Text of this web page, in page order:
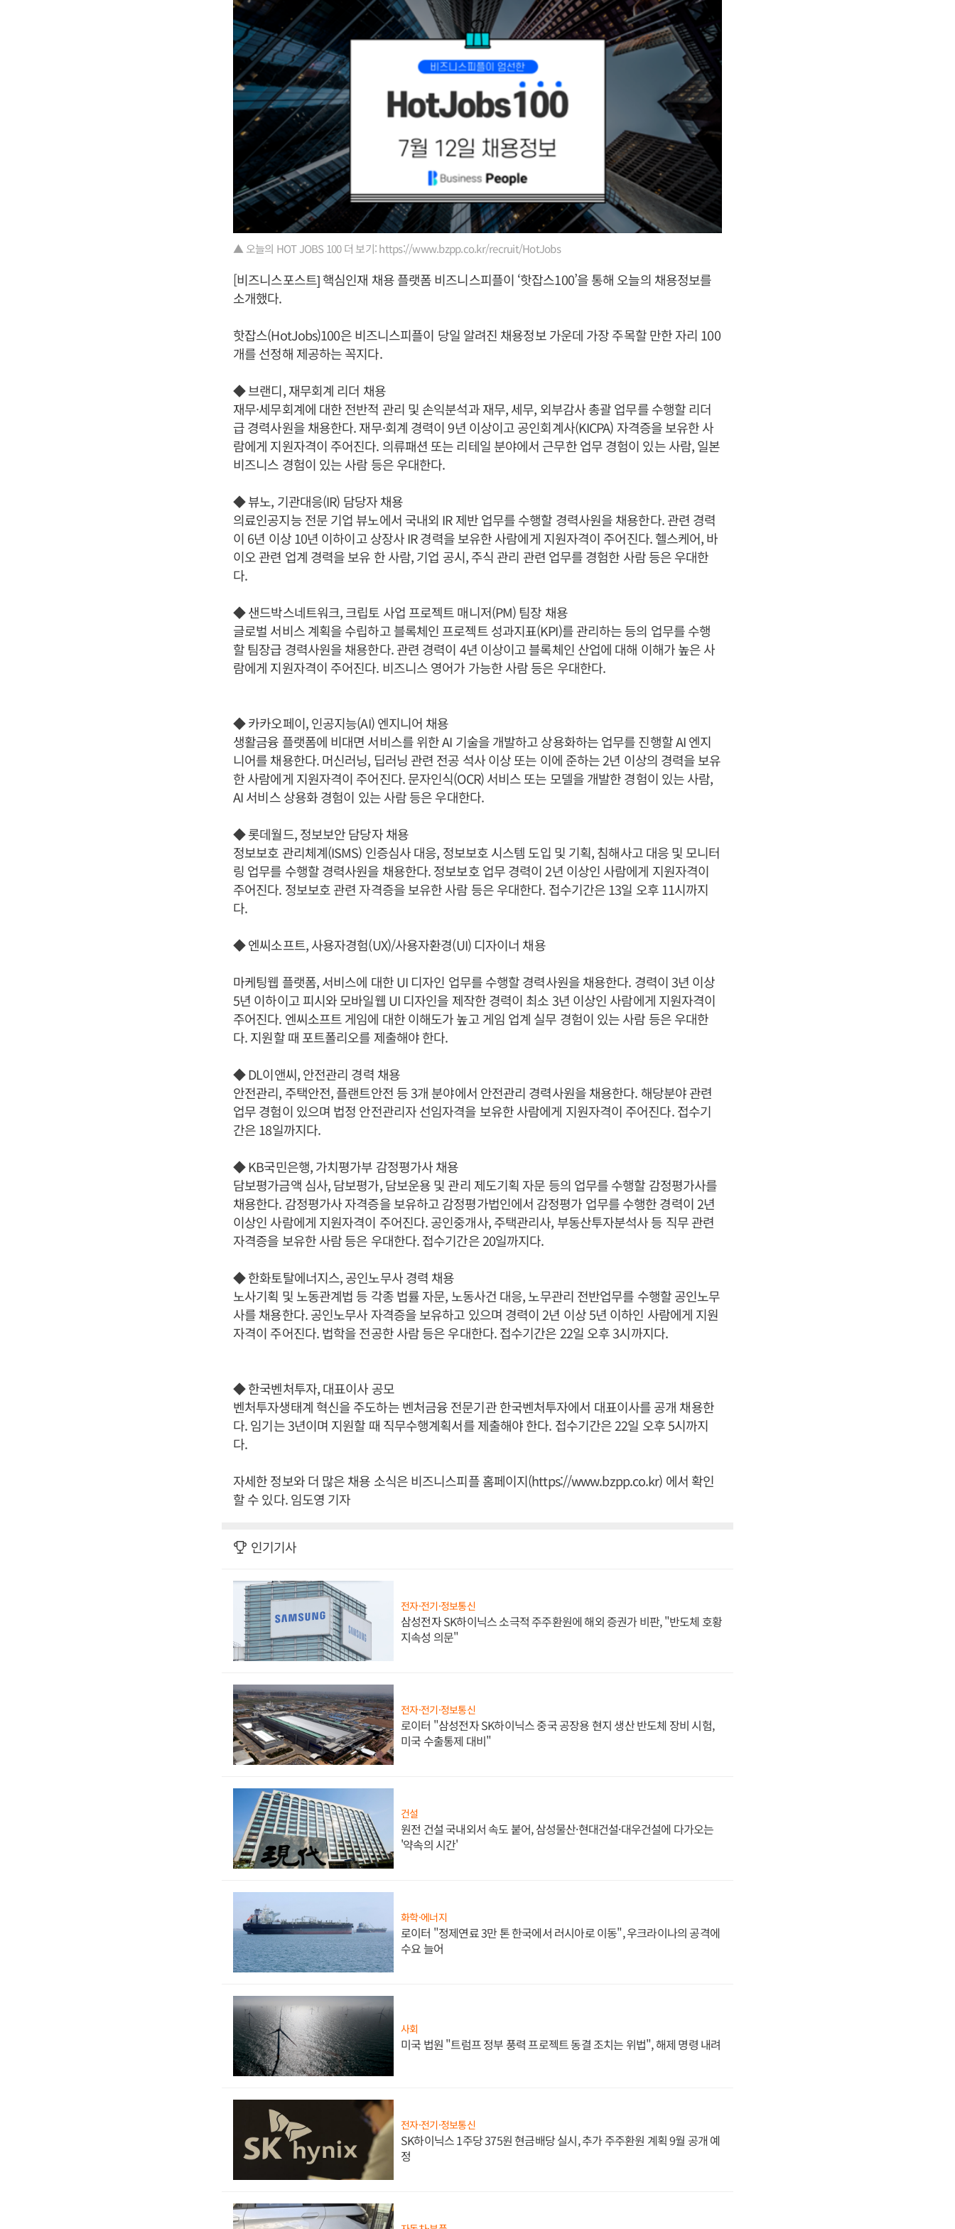
▲ 오늘의 HOT JOBS 100 더 보기: https://www.bzpp.co.kr/recruit/HotJobs
[비즈니스포스트] 핵심인재 채용 플랫폼 비즈니스피플이 ‘핫잡스100’을 통해 오늘의 채용정보를
소개했다.
핫잡스(HotJobs)100은 비즈니스피플이 당일 알려진 채용정보 가운데 가장 주목할 만한 자리 100
개를 선정해 제공하는 꼭지다.
◆ 브랜디, 재무회계 리더 채용
재무·세무회계에 대한 전반적 관리 및 손익분석과 재무, 세무, 외부감사 총괄 업무를 수행할 리더
급 경력사원을 채용한다. 재무·회계 경력이 9년 이상이고 공인회계사(KICPA) 자격증을 보유한 사
람에게 지원자격이 주어진다. 의류패션 또는 리테일 분야에서 근무한 업무 경험이 있는 사람, 일본
비즈니스 경험이 있는 사람 등은 우대한다.
◆ 뷰노, 기관대응(IR) 담당자 채용
의료인공지능 전문 기업 뷰노에서 국내외 IR 제반 업무를 수행할 경력사원을 채용한다. 관련 경력
이 6년 이상 10년 이하이고 상장사 IR 경력을 보유한 사람에게 지원자격이 주어진다. 헬스케어, 바
이오 관련 업계 경력을 보유 한 사람, 기업 공시, 주식 관리 관련 업무를 경험한 사람 등은 우대한
다.
◆ 샌드박스네트워크, 크립토 사업 프로젝트 매니저(PM) 팀장 채용
글로벌 서비스 계획을 수립하고 블록체인 프로젝트 성과지표(KPI)를 관리하는 등의 업무를 수행
할 팀장급 경력사원을 채용한다. 관련 경력이 4년 이상이고 블록체인 산업에 대해 이해가 높은 사
람에게 지원자격이 주어진다. 비즈니스 영어가 가능한 사람 등은 우대한다.
◆ 카카오페이, 인공지능(AI) 엔지니어 채용
생활금융 플랫폼에 비대면 서비스를 위한 AI 기술을 개발하고 상용화하는 업무를 진행할 AI 엔지
니어를 채용한다. 머신러닝, 딥러닝 관련 전공 석사 이상 또는 이에 준하는 2년 이상의 경력을 보유
한 사람에게 지원자격이 주어진다. 문자인식(OCR) 서비스 또는 모델을 개발한 경험이 있는 사람,
AI 서비스 상용화 경험이 있는 사람 등은 우대한다.
◆ 롯데월드, 정보보안 담당자 채용
정보보호 관리체계(ISMS) 인증심사 대응, 정보보호 시스템 도입 및 기획, 침해사고 대응 및 모니터
링 업무를 수행할 경력사원을 채용한다. 정보보호 업무 경력이 2년 이상인 사람에게 지원자격이
주어진다. 정보보호 관련 자격증을 보유한 사람 등은 우대한다. 접수기간은 13일 오후 11시까지
다.
◆ 엔씨소프트, 사용자경험(UX)/사용자환경(UI) 디자이너 채용
마케팅웹 플랫폼, 서비스에 대한 UI 디자인 업무를 수행할 경력사원을 채용한다. 경력이 3년 이상
5년 이하이고 피시와 모바일웹 UI 디자인을 제작한 경력이 최소 3년 이상인 사람에게 지원자격이
주어진다. 엔씨소프트 게임에 대한 이해도가 높고 게임 업계 실무 경험이 있는 사람 등은 우대한
다. 지원할 때 포트폴리오를 제출해야 한다.
◆ DL이앤씨, 안전관리 경력 채용
안전관리, 주택안전, 플랜트안전 등 3개 분야에서 안전관리 경력사원을 채용한다. 해당분야 관련
업무 경험이 있으며 법정 안전관리자 선임자격을 보유한 사람에게 지원자격이 주어진다. 접수기
간은 18일까지다.
◆ KB국민은행, 가치평가부 감정평가사 채용
담보평가금액 심사, 담보평가, 담보운용 및 관리 제도기획 자문 등의 업무를 수행할 감정평가사를
채용한다. 감정평가사 자격증을 보유하고 감정평가법인에서 감정평가 업무를 수행한 경력이 2년
이상인 사람에게 지원자격이 주어진다. 공인중개사, 주택관리사, 부동산투자분석사 등 직무 관련
자격증을 보유한 사람 등은 우대한다. 접수기간은 20일까지다.
◆ 한화토탈에너지스, 공인노무사 경력 채용
노사기획 및 노동관계법 등 각종 법률 자문, 노동사건 대응, 노무관리 전반업무를 수행할 공인노무
사를 채용한다. 공인노무사 자격증을 보유하고 있으며 경력이 2년 이상 5년 이하인 사람에게 지원
자격이 주어진다. 법학을 전공한 사람 등은 우대한다. 접수기간은 22일 오후 3시까지다.
◆ 한국벤처투자, 대표이사 공모
벤처투자생태계 혁신을 주도하는 벤처금융 전문기관 한국벤처투자에서 대표이사를 공개 채용한
다. 임기는 3년이며 지원할 때 직무수행계획서를 제출해야 한다. 접수기간은 22일 오후 5시까지
다.
자세한 정보와 더 많은 채용 소식은 비즈니스피플 홈페이지(https://www.bzpp.co.kr) 에서 확인
할 수 있다. 임도영 기자
인기기사
전자·전기·정보통신
삼성전자 SK하이닉스 소극적 주주환원에 해외 증권가 비판, "반도체 호황
지속성 의문"
전자·전기·정보통신
로이터 "삼성전자 SK하이닉스 중국 공장용 현지 생산 반도체 장비 시험,
미국 수출통제 대비"
건설
원전 건설 국내외서 속도 붙어, 삼성물산·현대건설·대우건설에 다가오는
'약속의 시간'
화학·에너지
로이터 "정제연료 3만 톤 한국에서 러시아로 이동", 우크라이나의 공격에
수요 늘어
사회
미국 법원 "트럼프 정부 풍력 프로젝트 동결 조치는 위법", 해제 명령 내려
전자·전기·정보통신
SK하이닉스 1주당 375원 현금배당 실시, 추가 주주환원 계획 9월 공개 예
정